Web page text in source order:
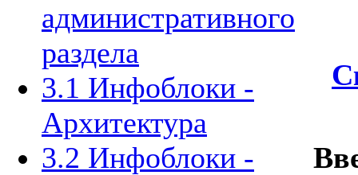
административного
раздела
3.1 Инфоблоки -
Архитектура
3.2 Инфоблоки -